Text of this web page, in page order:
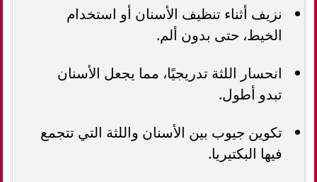
نزيف أثناء تنظيف الأسنان أو استخدام
الخيط، حتى بدون ألم.
انحسار اللثة تدريجيًا، مما يجعل الأسنان
تبدو أطول.
تكوين جيوب بين الأسنان واللثة التي تتجمع
فيها البكتيريا.